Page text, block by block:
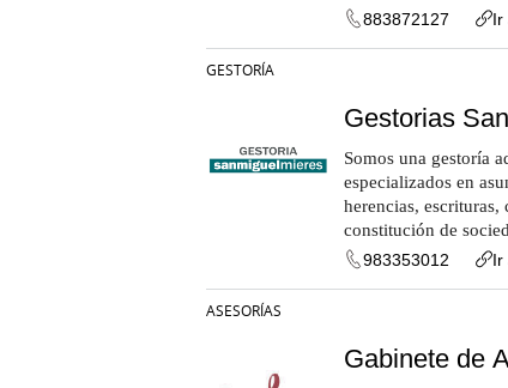
883872127
Ir
GESTORÍA
Gestorias
Somos una gestoría
especializados en
herencias,
constitución de
983353012
Ir
ASESORÍAS
Gabinete de